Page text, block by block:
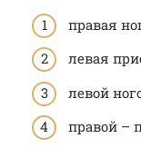
правая
левая
левой
правой –